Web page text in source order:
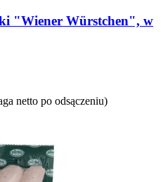
"Wiener Würstchen", w
netto po odsączeniu)